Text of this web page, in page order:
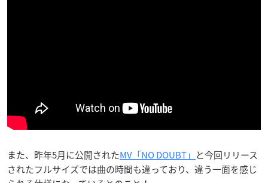
また、昨年5月に公開されたMV「NO DOUBT」 と今回リリース
されたフルサイズでは曲の時間も違っており、違う一面を感じ